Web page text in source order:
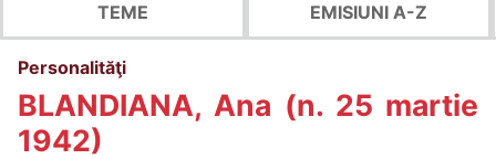
TEME EMISIUNI A-Z
Personalităţi
BLANDIANA, Ana (n. 25 martie
1942)